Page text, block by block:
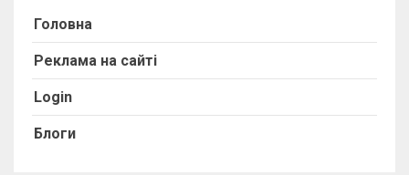
Головна
Реклама на сайті
Login
Блоги